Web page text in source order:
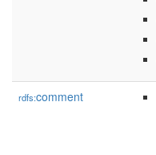
rdfs:comment